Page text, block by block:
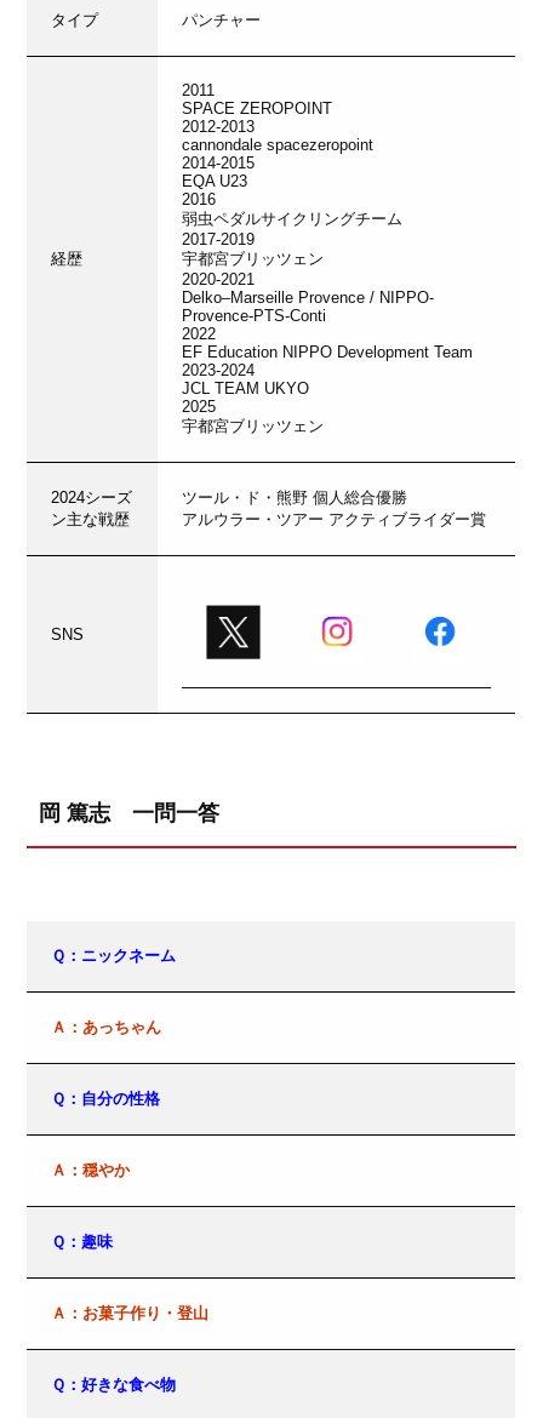
タイプ パンチャー
経歴
2011
SPACE ZEROPOINT
2012-2013
cannondale spacezeropoint
2014-2015
EQA U23
2016
弱虫ペダルサイクリングチーム
2017-2019
宇都宮ブリッツェン
2020-2021
Delko–Marseille Provence / NIPPO-
Provence-PTS-Conti
2022
EF Education NIPPO Development Team
2023-2024
JCL TEAM UKYO
2025
宇都宮ブリッツェン
2024シーズ
ン主な戦歴
ツール・ド・熊野 個人総合優勝
アルウラー・ツアー アクティブライダー賞
SNS
岡 篤志 一問一答
Ｑ：ニックネーム
Ａ：あっちゃん
Ｑ：自分の性格
Ａ：穏やか
Ｑ：趣味
Ａ：お菓子作り・登山
Ｑ：好きな食べ物